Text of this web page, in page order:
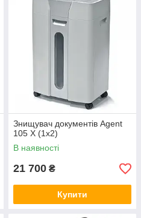
Знищувач документів Agent
105 X (1х2)
В наявності
21 700 ₴
Купити